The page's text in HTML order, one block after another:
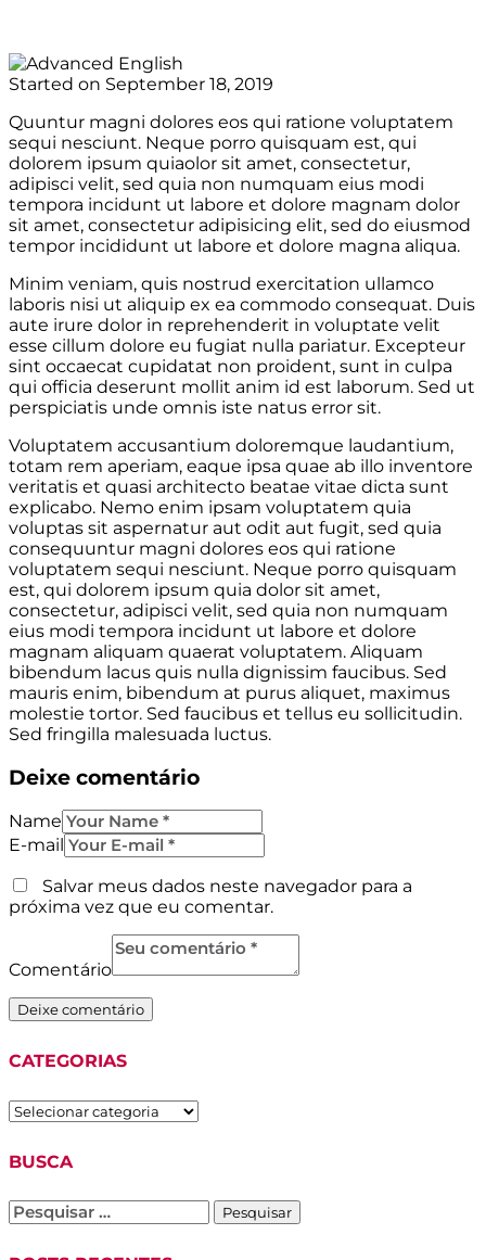
Started on September 18, 2019
Quuntur magni dolores eos qui ratione voluptatem
sequi nesciunt. Neque porro quisquam est, qui
dolorem ipsum quiaolor sit amet, consectetur,
adipisci velit, sed quia non numquam eius modi
tempora incidunt ut labore et dolore magnam dolor
sit amet, consectetur adipisicing elit, sed do eiusmod
tempor incididunt ut labore et dolore magna aliqua.
Minim veniam, quis nostrud exercitation ullamco
laboris nisi ut aliquip ex ea commodo consequat. Duis
aute irure dolor in reprehenderit in voluptate velit
esse cillum dolore eu fugiat nulla pariatur. Excepteur
sint occaecat cupidatat non proident, sunt in culpa
qui officia deserunt mollit anim id est laborum. Sed ut
perspiciatis unde omnis iste natus error sit.
Voluptatem accusantium doloremque laudantium,
totam rem aperiam, eaque ipsa quae ab illo inventore
veritatis et quasi architecto beatae vitae dicta sunt
explicabo. Nemo enim ipsam voluptatem quia
voluptas sit aspernatur aut odit aut fugit, sed quia
consequuntur magni dolores eos qui ratione
voluptatem sequi nesciunt. Neque porro quisquam
est, qui dolorem ipsum quia dolor sit amet,
consectetur, adipisci velit, sed quia non numquam
eius modi tempora incidunt ut labore et dolore
magnam aliquam quaerat voluptatem. Aliquam
bibendum lacus quis nulla dignissim faucibus. Sed
mauris enim, bibendum at purus aliquet, maximus
molestie tortor. Sed faucibus et tellus eu sollicitudin.
Sed fringilla malesuada luctus.
Deixe comentário
Name
E-mail
Salvar meus dados neste navegador para a
próxima vez que eu comentar.
Comentário
CATEGORIAS
CATEGORIAS
BUSCA
Pesquisar
por: